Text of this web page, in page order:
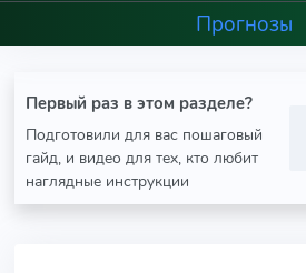
Прогнозы
Первый раз в этом разделе?
Подготовили для вас пошаговый
гайд, и видео для тех, кто любит
наглядные инструкции